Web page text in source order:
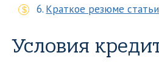
Краткое резюме статьи
Условия